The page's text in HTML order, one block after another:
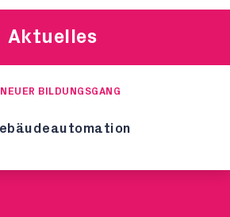
Aktuelles
NEUER BILDUNGSGANG